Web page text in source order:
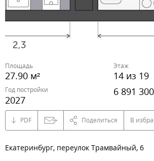
Площадь
27.90 м²
Этаж
14 из 19
Год постройки
2027
6 891
PDF Поделиться В
Екатеринбург, переулок Трамвайный, 6